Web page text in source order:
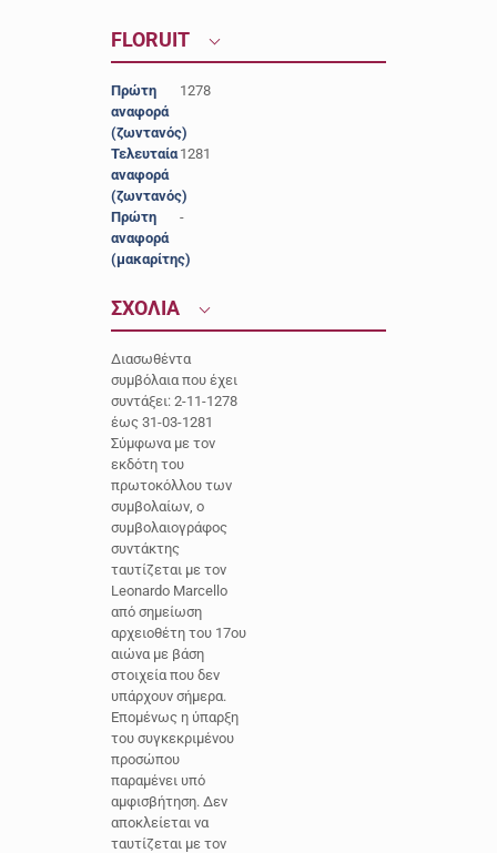
FLORUIT
Πρώτη
αναφορά
(ζωντανός)
1278
Τελευταία
αναφορά
(ζωντανός)
1281
Πρώτη
αναφορά
(μακαρίτης)
-
ΣΧΟΛΙΑ
Διασωθέντα
συμβόλαια που έχει
συντάξει: 2-11-1278
έως 31-03-1281
Σύμφωνα με τον
εκδότη του
πρωτοκόλλου των
συμβολαίων, ο
συμβολαιογράφος
συντάκτης
ταυτίζεται με τον
Leonardo Marcello
από σημείωση
αρχειοθέτη του 17ου
αιώνα με βάση
στοιχεία που δεν
υπάρχουν σήμερα.
Επομένως η ύπαρξη
του συγκεκριμένου
προσώπου
παραμένει υπό
αμφισβήτηση. Δεν
αποκλείεται να
ταυτίζεται με τον